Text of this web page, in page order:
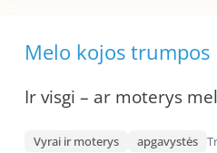
Melo kojos trumpos
Ir visgi – ar moterys
Vyrai ir moterys apgavystės